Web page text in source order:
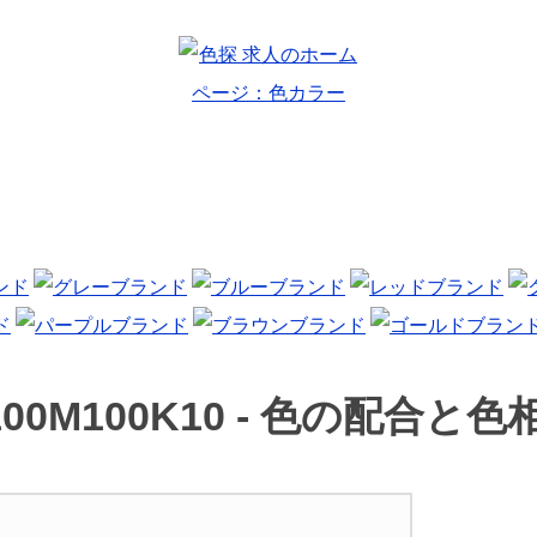
- 色の配合と色